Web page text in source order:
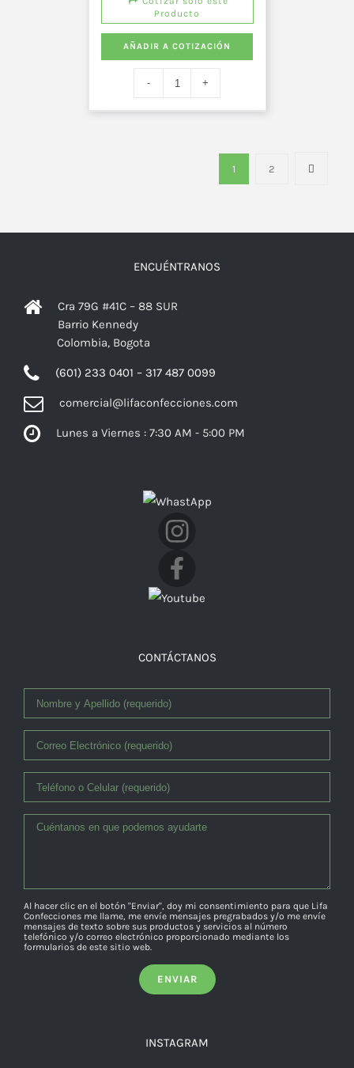
Producto
AÑADIR A COTIZACIÓN
1 2
ENCUÉNTRANOS
Cra 79G #41C – 88 SUR
Barrio Kennedy
Colombia, Bogota
(601) 233 0401 – 317 487 0099
comercial@lifaconfecciones.com
Lunes a Viernes : 7:30 AM - 5:00 PM
CONTÁCTANOS
Al hacer clic en el botón "Enviar", doy mi consentimiento para que Lifa
Confecciones me llame, me envíe mensajes pregrabados y/o me envíe
mensajes de texto sobre sus productos y servicios al número
telefónico y/o correo electrónico proporcionado mediante los
formularios de este sitio web.
INSTAGRAM